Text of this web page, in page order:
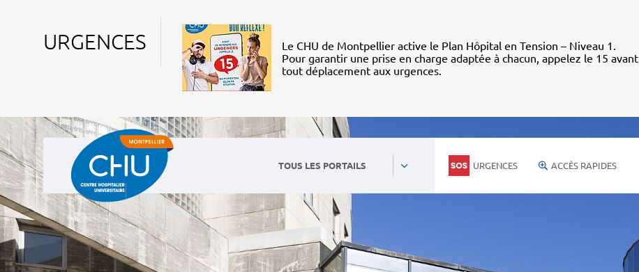
URGENCES
Le CHU de Montpellier active le Plan Hôpital en Tension – Niveau 1.
Pour garantir une prise en charge adaptée à chacun, appelez le 15 avant
tout déplacement aux urgences.
TOUS LES PORTAILS URGENCES ACCÈS RAPIDES